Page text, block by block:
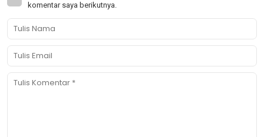
komentar saya berikutnya.